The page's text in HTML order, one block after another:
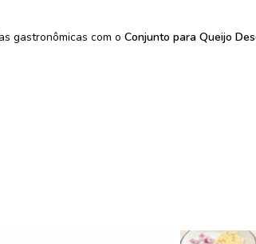
gastronômicas com o Conjunto para Queijo